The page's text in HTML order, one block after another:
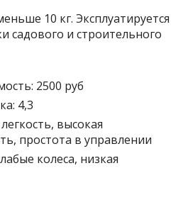
10 кг. Эксплуатируется
садового и строительного
2500 руб
4,3
высокая
простота в управлении
колеса, низкая